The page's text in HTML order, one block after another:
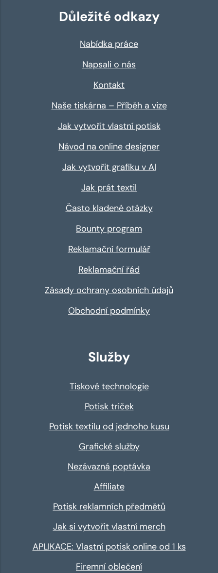
Důležité odkazy
Nabídka práce
Napsali o nás
Kontakt
Naše tiskárna – Příběh a vize
Jak vytvořit vlastní potisk
Návod na online designer
Jak vytvořit grafiku v AI
Jak prát textil
Často kladené otázky
Bounty program
Reklamační formulář
Reklamační řád
Zásady ochrany osobních údajů
Obchodní podmínky
Služby
Tiskové technologie
Potisk triček
Potisk textilu od jednoho kusu
Grafické služby
Nezávazná poptávka
Affiliate
Potisk reklamních předmětů
Jak si vytvořit vlastní merch
APLIKACE: Vlastní potisk online od 1 ks
Firemní oblečení